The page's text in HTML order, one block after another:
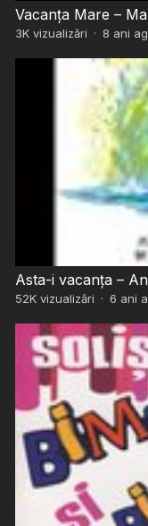
Vacanța Mare –
3Kvizualizări · 8 ani
Asta-i vacanța –
52Kvizualizări · 6 ani